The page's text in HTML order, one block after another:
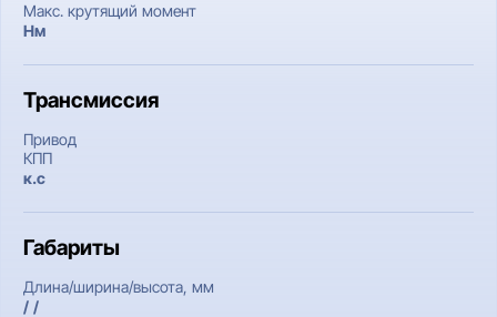
Макс. крутящий момент
Нм
Трансмиссия
Привод
КПП
к.c
Габариты
Длина/ширина/высота, мм
/ /